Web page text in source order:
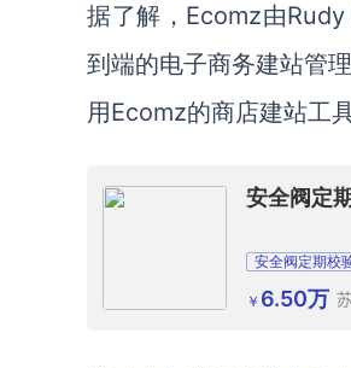
据了解，Ecomz由
到端的电子商务建站管
用Ecomz的商店建站工
安全阀定
安全阀定期校
￥ 6.50万